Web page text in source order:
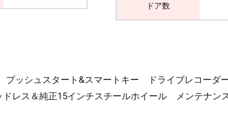
ドア数
プッシュスタート&スマートキー ドライブレコ
ス＆純正15インチスチールホイール メンテナン